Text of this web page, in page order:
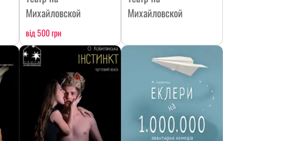
Михайловской
від 500 грн
Михайловской